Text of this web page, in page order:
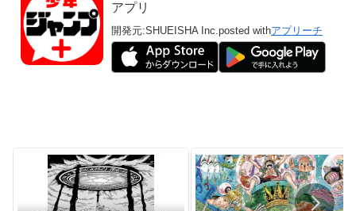
アプリ
開発元:SHUEISHA Inc.posted withアプリーチ